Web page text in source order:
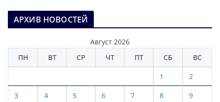
АРХИВ НОВОСТЕЙ
Август 2026
ПН
ВТ СР ЧТ ПТ СБ ВС
1 2
3 4 5 6 7 8 9